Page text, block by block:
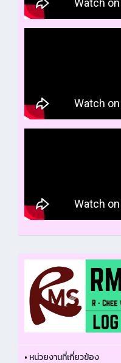
• หน่วยงานที่เกี่ยวข้อง